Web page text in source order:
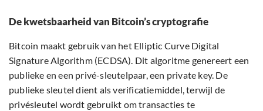
De kwetsbaarheid van Bitcoin’s cryptografie
Bitcoin maakt gebruik van het Elliptic Curve Digital
Signature Algorithm (ECDSA). Dit algoritme genereert een
publieke en een privé-sleutelpaar, een private key. De
publieke sleutel dient als verificatiemiddel, terwijl de
privésleutel wordt gebruikt om transacties te